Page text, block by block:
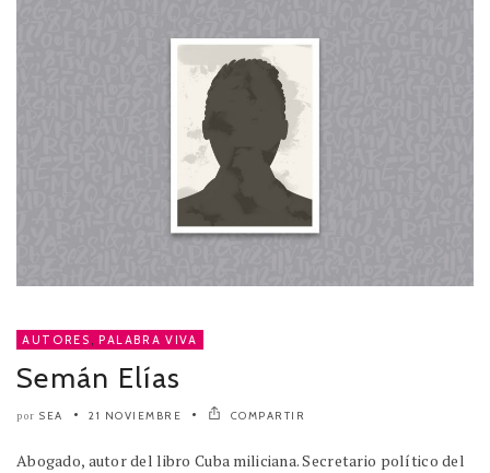
AUTORES , PALABRA VIVA
Semán Elías
por SEA 21 NOVIEMBRE COMPARTIR
Abogado, autor del libro Cuba miliciana. Secretario político del